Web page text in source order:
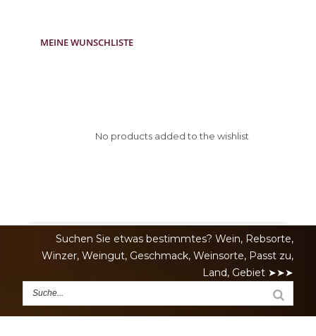
MEINE WUNSCHLISTE
No products added to the wishlist
Suchen Sie etwas bestimmtes? Wein, Rebsorte,
Winzer, Weingut, Geschmack, Weinsorte, Passt zu,
Land, Gebiet ➤➤➤